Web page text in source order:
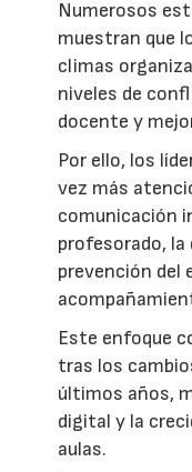
Numerosos
muestran que
climas
niveles de
docente y
Por ello, los
vez más
comunicación
profesorado, la
prevención del
Este enfoque
tras los
últimos años,
digital y la
aulas.